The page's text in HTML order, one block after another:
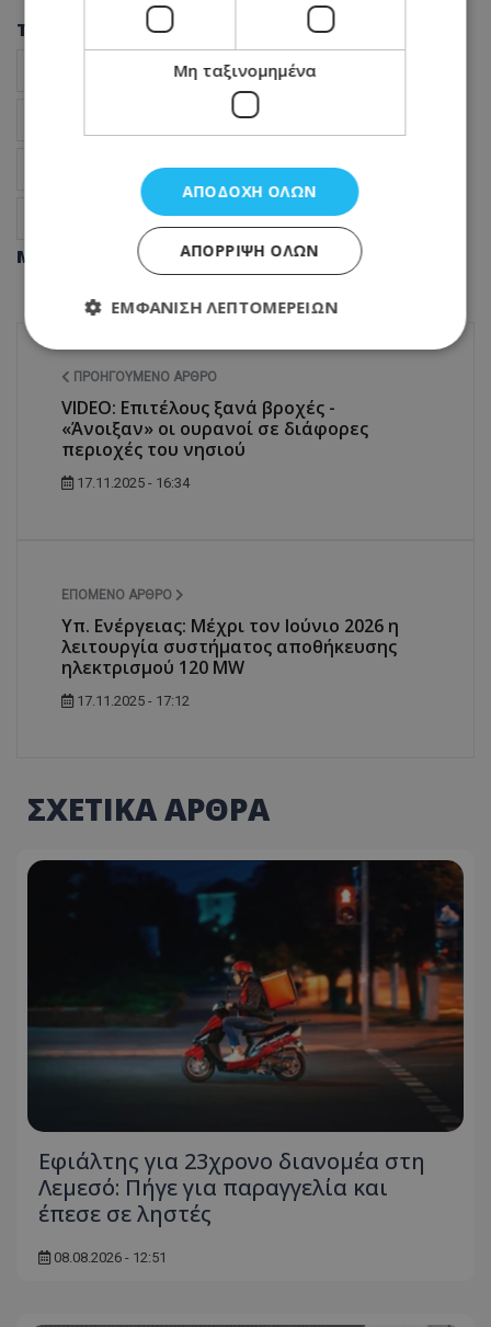
Tags
Κεντρικές Φυλακές
Αθηνά Δημητρίου
Κρις Τριανταφυλλίδης Ειδήσεις Κύπρος
Μοιράσου αυτό το άρθρο
ΠΡΟΗΓΟΎΜΕΝΟ ΆΡΘΡΟ
VIDEO: Επιτέλους ξανά βροχές -
«Άνοιξαν» οι ουρανοί σε διάφορες
περιοχές του νησιού
17.11.2025 - 16:34
ΕΠΌΜΕΝΟ ΆΡΘΡΟ
Υπ. Ενέργειας: Μέχρι τον Ιούνιο 2026 η
λειτουργία συστήματος αποθήκευσης
ηλεκτρισμού 120 MW
17.11.2025 - 17:12
ΣΧΕΤΙΚΑ ΑΡΘΡΑ
Εφιάλτης για 23χρονο διανομέα στη
Λεμεσό: Πήγε για παραγγελία και
έπεσε σε ληστές
08.08.2026 - 12:51
Μη ταξινομημένα
ΑΠΟΔΟΧΉ ΌΛΩΝ
ΑΠΌΡΡΙΨΗ ΌΛΩΝ
ΕΜΦΆΝΙΣΗ ΛΕΠΤΟΜΕΡΕΙΏΝ
Στόχευσης
Λειτουργικότητας
Μη ταξινομημένα
Ονοματεπώνυμο
usprivacy
.lifenewscy.tothemaonline.com
ASP.NET_SessionId
Microsoft Corporation
VISITOR_PRIVACY_METADATA
YouTube
.youtube.com